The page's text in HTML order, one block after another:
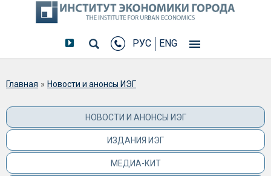
РУС ENG
Вы здесь
Главная » Новости и анонсы ИЭГ
НОВОСТИ И АНОНСЫ ИЭГ
ИЗДАНИЯ ИЭГ
МЕДИА-КИТ